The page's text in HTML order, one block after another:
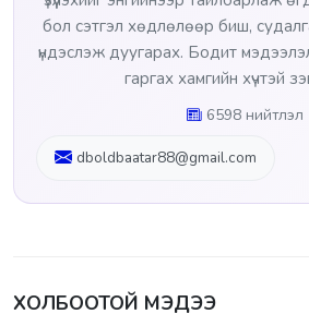
бол сэтгэл хөдлөлөөр биш,
үндэслэж дуугарах. Бодит
гаргах хамгийн хүчтэй
6598 нийтлэл
dboldbaatar88@gmail.com
ХОЛБООТОЙ МЭДЭЭ